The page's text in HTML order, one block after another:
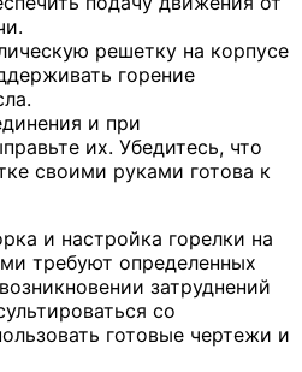
решетку на корпусе
горение
и при
их. Убедитесь, что
своими руками готова к
и настройка горелки на
требуют определенных
затруднений
со
готовые чертежи и